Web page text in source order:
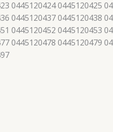
0445120424 0445120425
0445120437 0445120438
0445120452 0445120453
0445120478 0445120479